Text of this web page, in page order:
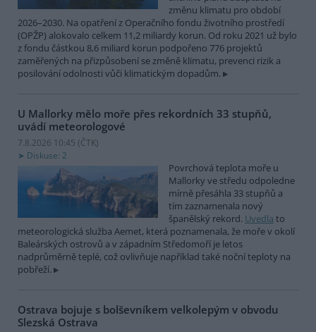
změnu klimatu pro období
2026–2030. Na opatření z Operačního fondu životního prostředí
(OPŽP) alokovalo celkem 11,2 miliardy korun. Od roku 2021 už bylo
z fondu částkou 8,6 miliard korun podpořeno 776 projektů
zaměřených na přizpůsobení se změně klimatu, prevenci rizik a
posilování odolnosti vůči klimatickým dopadům.
U Mallorky mělo moře přes rekordních 33 stupňů,
uvádí meteorologové
7.8.2026 10:45 (ČTK)
Diskuse: 2
Povrchová teplota moře u
Mallorky ve středu odpoledne
mírně přesáhla 33 stupňů a
tím zaznamenala nový
španělský rekord. Uvedla to
meteorologická služba Aemet, která poznamenala, že moře v okolí
Baleárských ostrovů a v západním Středomoří je letos
nadprůměrně teplé, což ovlivňuje například také noční teploty na
pobřeží.
Ostrava bojuje s bolševníkem velkolepým v obvodu
Slezská Ostrava